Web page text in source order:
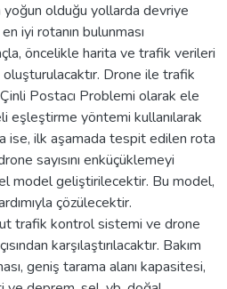
yoğun olduğu yollarda devriye
iyi rotanın bulunması
öncelikle harita ve trafik verileri
oluşturulacaktır. Drone ile trafik
Postacı Problemi olarak ele
eşleştirme yöntemi kullanılarak
ise, ilk aşamada tespit edilen rota
sayısını enküçüklemeyi
model geliştirilecektir. Bu model,
çözülecektir.
trafik kontrol sistemi ve drone
karşılaştırılacaktır. Bakım
geniş tarama alanı kapasitesi,